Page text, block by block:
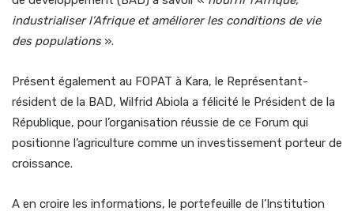
industrialiser l’Afrique et améliorer les conditions de vie
des populations ».
Présent également au FOPAT à Kara, le Représentant-
résident de la BAD, Wilfrid Abiola a félicité le Président de la
République, pour l’organisation réussie de ce Forum qui
positionne l’agriculture comme un investissement porteur de
croissance.
A en croire les informations, le portefeuille de l’Institution